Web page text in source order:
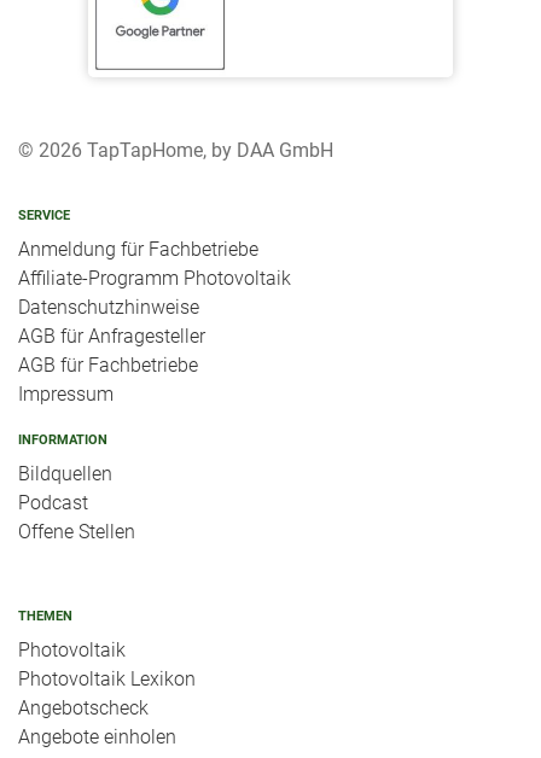
© 2026 TapTapHome, by DAA GmbH
SERVICE
Anmeldung für Fachbetriebe
Affiliate-Programm Photovoltaik
Datenschutzhinweise
AGB für Anfragesteller
AGB für Fachbetriebe
Impressum
INFORMATION
Bildquellen
Podcast
Offene Stellen
THEMEN
Photovoltaik
Photovoltaik Lexikon
Angebotscheck
Angebote einholen